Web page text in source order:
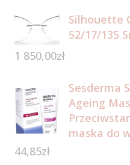
Silhouette
52/17/135
1 850,00zł
Sesderma
Ageing
maska do
44,85zł